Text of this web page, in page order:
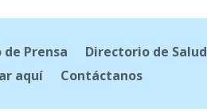
Prensa Directorio de Salud
aquí Contáctanos